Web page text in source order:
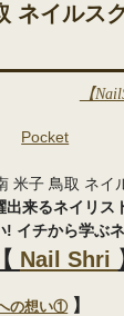
ネイルス
【
Pocket
米子 鳥取 ネイ
来るネイリス
! イチから学ぶ
Nail Shri
の想い① 】